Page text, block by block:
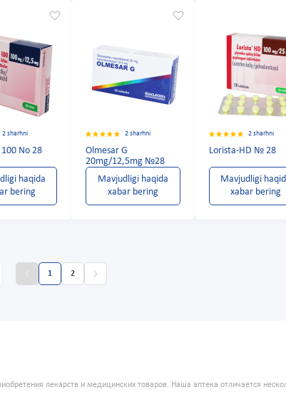
2 sharhni
No 28
haqida
bering
2 sharhni
Olmesar G
20mg/12,5mg №28
Mavjudligi haqida
xabar bering
2 sharhni
Lorista-HD № 28
Mavjudligi
xabar bering
1 2
лекарств и медицинских товаров. Наша аптека отличается